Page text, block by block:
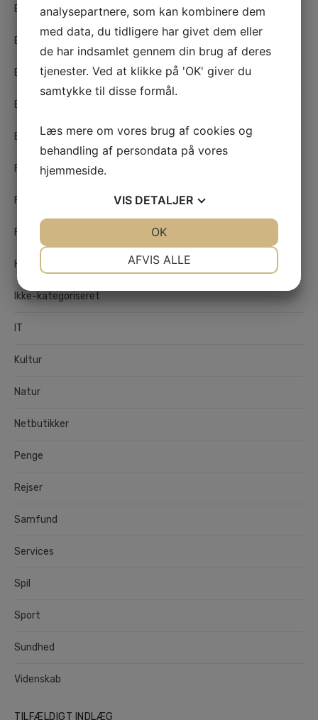
Bolig
Børn og unge
Butikker
Byggebranchen
Erhverv
Flytning og Transport
Forsikring
Fritid
Hjemmet
Ikke-kategoriseret
IT
Kultur
Natur
Netbutikker
Penge
Rejser
Samfund
Services
Spil
Sport
Sundhed
Videnskab
TILFÆLDIGT INDLÆG
analysepartnere, som kan kombinere dem
med data, du tidligere har givet dem eller
de har indsamlet gennem din brug af deres
tjenester. Ved at klikke på 'OK' giver du
samtykke til disse formål.
Læs mere om vores brug af cookies og
behandling af persondata på vores
hjemmeside.
VIS DETALJER
AFVIS ALLE
OK